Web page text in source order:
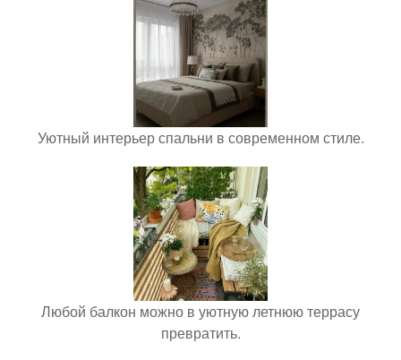
Уютный интерьер спальни в современном стиле.
Любой балкон можно в уютную летнюю террасу
превратить.